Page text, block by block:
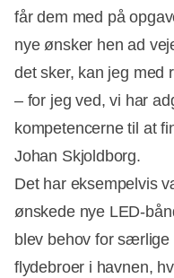
får dem med på
nye ønsker hen ad
det sker, kan jeg med
– for jeg ved, vi har
kompetencerne til at
Johan Skjoldborg.
Det har eksempelvis
ønskede nye LED-
blev behov for
flydebroer i havnen,